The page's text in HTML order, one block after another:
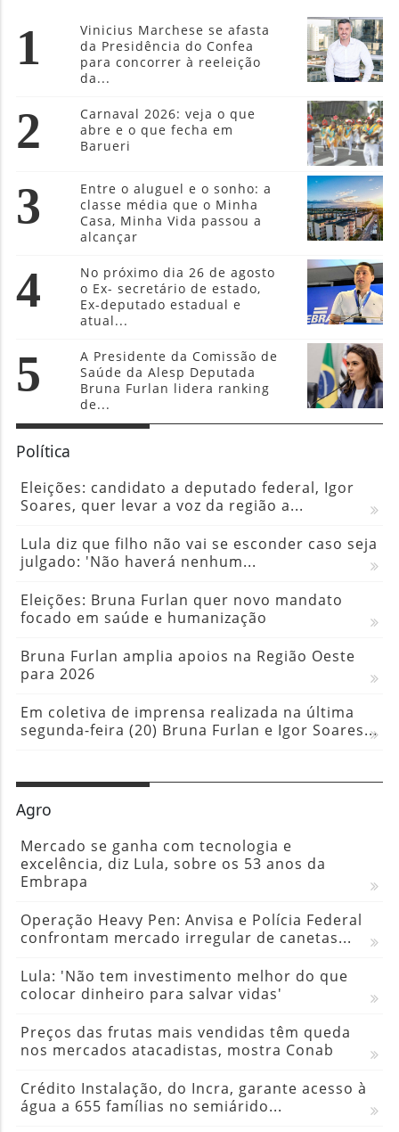
1
Vinicius Marchese se afasta
da Presidência do Confea
para concorrer à reeleição
da...
2
Carnaval 2026: veja o que
abre e o que fecha em
Barueri
3
Entre o aluguel e o sonho: a
classe média que o Minha
Casa, Minha Vida passou a
alcançar
4
No próximo dia 26 de agosto
o Ex- secretário de estado,
Ex-deputado estadual e
atual...
5
A Presidente da Comissão de
Saúde da Alesp Deputada
Bruna Furlan lidera ranking
de...
Política
Eleições: candidato a deputado federal, Igor
Soares, quer levar a voz da região a...
Lula diz que filho não vai se esconder caso seja
julgado: 'Não haverá nenhum...
Eleições: Bruna Furlan quer novo mandato
focado em saúde e humanização
Bruna Furlan amplia apoios na Região Oeste
para 2026
Em coletiva de imprensa realizada na última
segunda-feira (20) Bruna Furlan e Igor Soares...
Agro
Mercado se ganha com tecnologia e
excelência, diz Lula, sobre os 53 anos da
Embrapa
Operação Heavy Pen: Anvisa e Polícia Federal
confrontam mercado irregular de canetas...
Lula: 'Não tem investimento melhor do que
colocar dinheiro para salvar vidas'
Preços das frutas mais vendidas têm queda
nos mercados atacadistas, mostra Conab
Crédito Instalação, do Incra, garante acesso à
água a 655 famílias no semiárido...